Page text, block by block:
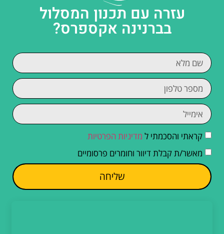
עזרה עם תכנון המסלול
בברנינה אקספרס?
קראתי והסכמתי ל מדיניות הפרטיות
מאשר/ת קבלת דיוור וחומרים פרסומיים
שליחה